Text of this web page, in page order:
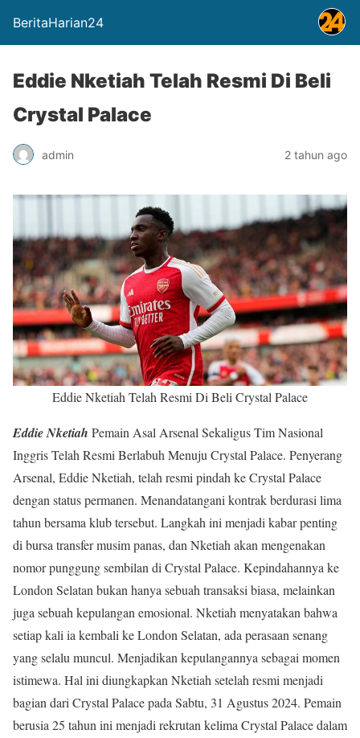
BeritaHarian24
Eddie Nketiah Telah Resmi Di Beli
Crystal Palace
admin 2 tahun ago
Eddie Nketiah Telah Resmi Di Beli Crystal Palace
Eddie Nketiah Pemain Asal Arsenal Sekaligus Tim Nasional
Inggris Telah Resmi Berlabuh Menuju Crystal Palace. Penyerang
Arsenal, Eddie Nketiah, telah resmi pindah ke Crystal Palace
dengan status permanen. Menandatangani kontrak berdurasi lima
tahun bersama klub tersebut. Langkah ini menjadi kabar penting
di bursa transfer musim panas, dan Nketiah akan mengenakan
nomor punggung sembilan di Crystal Palace. Kepindahannya ke
London Selatan bukan hanya sebuah transaksi biasa, melainkan
juga sebuah kepulangan emosional. Nketiah menyatakan bahwa
setiap kali ia kembali ke London Selatan, ada perasaan senang
yang selalu muncul. Menjadikan kepulangannya sebagai momen
istimewa. Hal ini diungkapkan Nketiah setelah resmi menjadi
bagian dari Crystal Palace pada Sabtu, 31 Agustus 2024. Pemain
berusia 25 tahun ini menjadi rekrutan kelima Crystal Palace dalam